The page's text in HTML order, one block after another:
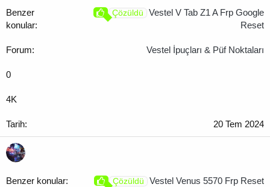
Çözüldü
Vestel V Tab Z1 A Frp Google
Reset
Vestel İpuçları & Püf Noktaları
0
4K
20 Tem 2024
Çözüldü Vestel Venus 5570 Frp Reset